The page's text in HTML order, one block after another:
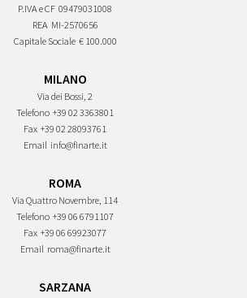
P.IVA e CF 09479031008
REA MI-2570656
Capitale Sociale € 100.000
MILANO
Via dei Bossi, 2
Telefono +39 02 3363801
Fax +39 02 28093761
Email info@finarte.it
ROMA
Via Quattro Novembre, 114
Telefono +39 06 6791107
Fax +39 06 69923077
Email roma@finarte.it
SARZANA